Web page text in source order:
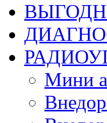
Мини